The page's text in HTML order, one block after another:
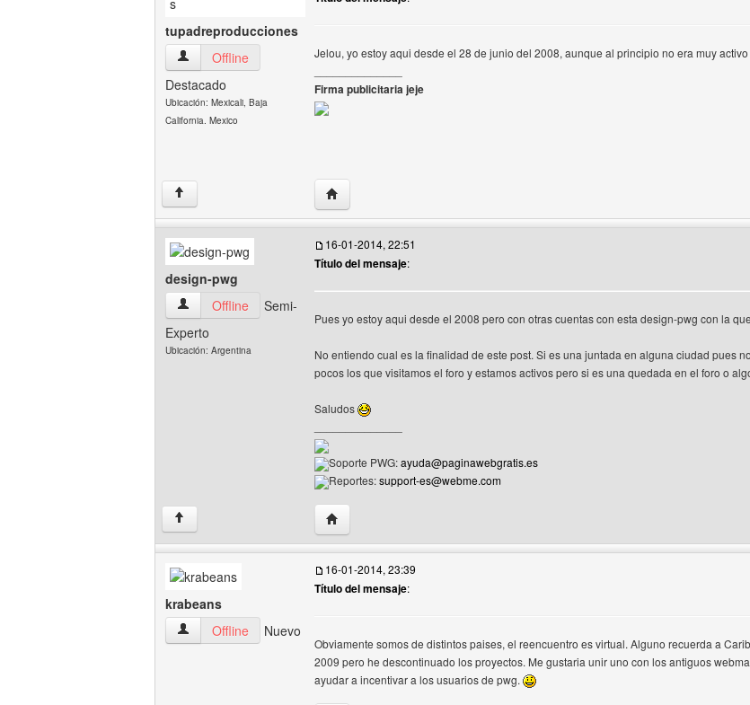
tupadreproducciones
tupadreproducciones Ver perfil del usuario
Offline
Destacado
Ubicación: Mexicali, Baja
California. Mexico
Jelou, yo estoy aqui desde el 28 de junio del 2008, aunque al principio no era muy
Firma publicitaria jeje
↑ Visitar sitio web del autor: tupadreproducciones
design-pwg
design-pwg Ver perfil del usuario
Offline
Semi-
Experto
Ubicación: Argentina
16-01-2014, 22:51
Título del mensaje:
Pues yo estoy aqui desde el 2008 pero con otras cuentas con esta design-pwg con la
No entiendo cual es la finalidad de este post. Si es una juntada en alguna ciudad pues
pocos los que visitamos el foro y estamos activos pero si es una quedada en el foro o
Saludos
Soporte PWG:ayuda@paginawebgratis.es
Reportes:support-es@webme.com
↑ Visitar sitio web del autor: design-pwg
krabeans
krabeans Ver perfil del usuario
Offline Nuevo
16-01-2014, 23:39
Título del mensaje:
Obviamente somos de distintos paises, el reencuentro es virtual. Alguno recuerda a
2009 pero he descontinuado los proyectos. Me gustaria unir uno con los antiguos
ayudar a incentivar a los usuarios de pwg.